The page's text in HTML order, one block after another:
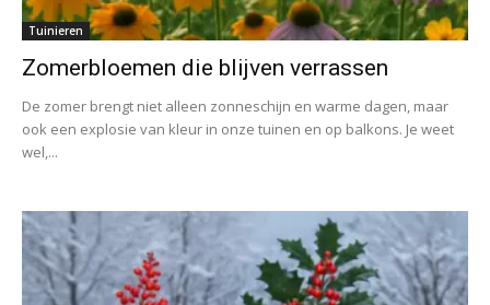
Tuinieren
Zomerbloemen die blijven verrassen
De zomer brengt niet alleen zonneschijn en warme dagen, maar
ook een explosie van kleur in onze tuinen en op balkons. Je weet
wel,...